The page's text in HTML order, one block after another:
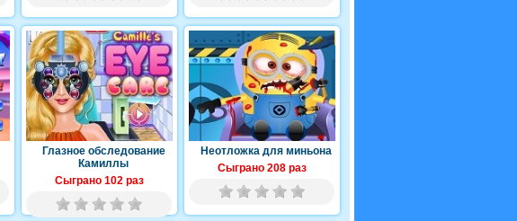
Глазное обследование
Камиллы
Сыграно 102 раз
Неотложка для миньона
Сыграно 208 раз